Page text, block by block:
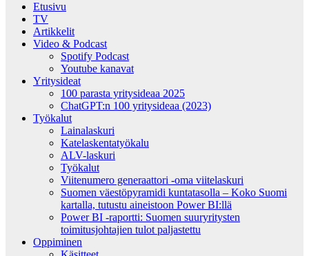
Etusivu
TV
Artikkelit
Video & Podcast
Spotify Podcast
Youtube kanavat
Yritysideat
100 parasta yritysideaa 2025
ChatGPT:n 100 yritysideaa (2023)
Työkalut
Lainalaskuri
Katelaskentatyökalu
ALV-laskuri
Työkalut
Viitenumero generaattori -oma viitelaskuri
Suomen väestöpyramidi kuntatasolla – Koko Suomi
kartalla, tutustu aineistoon Power BI:llä
Power BI -raportti: Suomen suuryritysten
toimitusjohtajien tulot paljastettu
Oppiminen